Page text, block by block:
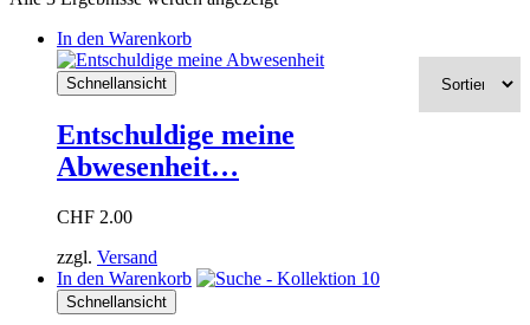
In den Warenkorb
Schnellansicht
Entschuldige meine
Abwesenheit…
CHF 2.00
zzgl. Versand
In den Warenkorb
Schnellansicht